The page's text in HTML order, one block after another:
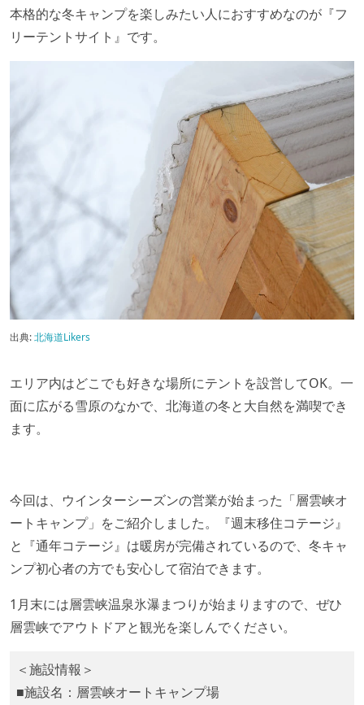
本格的な冬キャンプを楽しみたい人におすすめなのが『フ
リーテントサイト』です。
出典:北海道Likers
エリア内はどこでも好きな場所にテントを設営してOK。一
面に広がる雪原のなかで、北海道の冬と大自然を満喫でき
ます。
今回は、ウインターシーズンの営業が始まった「層雲峡オ
ートキャンプ」をご紹介しました。『週末移住コテージ』
と『通年コテージ』は暖房が完備されているので、冬キャ
ンプ初心者の方でも安心して宿泊できます。
1月末には層雲峡温泉氷瀑まつりが始まりますので、ぜひ
層雲峡でアウトドアと観光を楽しんでください。
＜施設情報＞
■施設名：層雲峡オートキャンプ場